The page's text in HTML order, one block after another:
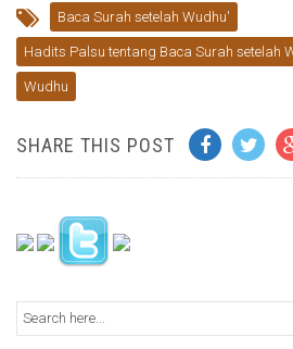
Baca Surah setelah Wudhu'
Hadits Palsu tentang Baca Surah setelah
Wudhu
SHARE THIS POST